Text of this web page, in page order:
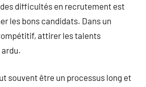
difficultés en recrutement est
les bons candidats. Dans un
attirer les talents
souvent être un processus long et